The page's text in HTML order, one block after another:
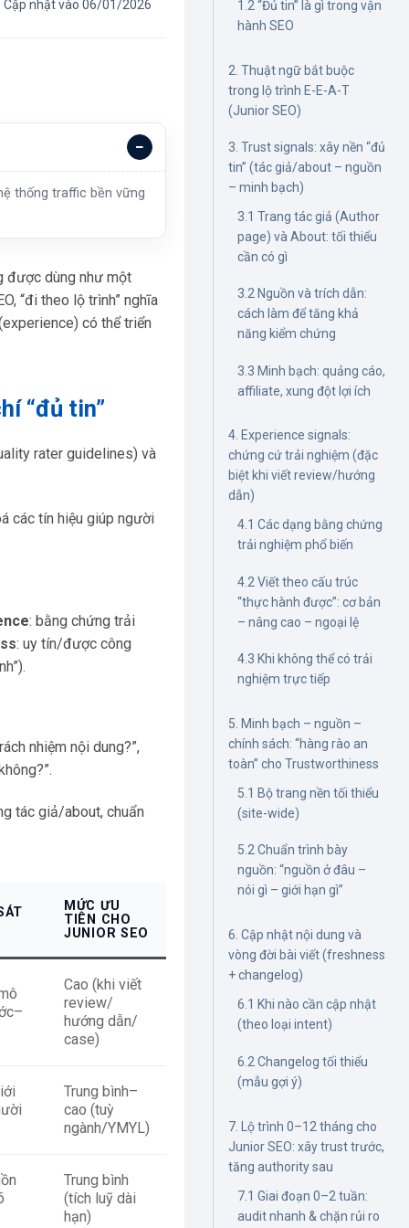
Cập nhật vào 06/01/2026
thống traffic bền vững
được dùng như một
“đi theo lộ trình” nghĩa
có thể triển
“đủ tin”
rater guidelines) và
các tín hiệu giúp người
: bằng chứng trải
: uy tín/được công
nhiệm nội dung?”,
tác giả/about, chuẩn
MỨC ƯU
TIÊN CHO
JUNIOR SEO
Cao (khi viết
review/
hướng dẫn/
case)
Trung bình–
cao (tuỳ
ngành/YMYL)
Trung bình
(tích luỹ dài
hạn)
1.2 “Đủ tin” là gì trong vận
hành SEO
2. Thuật ngữ bắt buộc
trong lộ trình E-E-A-T
(Junior SEO)
3. Trust signals: xây nền “đủ
tin” (tác giả/about – nguồn
– minh bạch)
3.1 Trang tác giả (Author
page) và About: tối thiểu
cần có gì
3.2 Nguồn và trích dẫn:
cách làm để tăng khả
năng kiểm chứng
3.3 Minh bạch: quảng cáo,
affiliate, xung đột lợi ích
4. Experience signals:
chứng cứ trải nghiệm (đặc
biệt khi viết review/hướng
dẫn)
4.1 Các dạng bằng chứng
trải nghiệm phổ biến
4.2 Viết theo cấu trúc
“thực hành được”: cơ bản
– nâng cao – ngoại lệ
4.3 Khi không thể có trải
nghiệm trực tiếp
5. Minh bạch – nguồn –
chính sách: “hàng rào an
toàn” cho Trustworthiness
5.1 Bộ trang nền tối thiểu
(site-wide)
5.2 Chuẩn trình bày
nguồn: “nguồn ở đâu –
nói gì – giới hạn gì”
6. Cập nhật nội dung và
vòng đời bài viết (freshness
+ changelog)
6.1 Khi nào cần cập nhật
(theo loại intent)
6.2 Changelog tối thiểu
(mẫu gợi ý)
7. Lộ trình 0–12 tháng cho
Junior SEO: xây trust trước,
tăng authority sau
7.1 Giai đoạn 0–2 tuần:
audit nhanh & chặn rủi ro